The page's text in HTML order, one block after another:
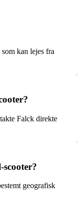
kan lejes fra
Falck direkte
geografisk